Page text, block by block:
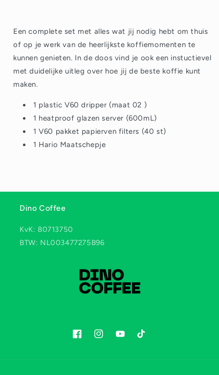
Een complete set met alles wat jij nodig hebt om thuis
of op je werk van de heerlijkste koffiemomenten te
kunnen genieten. In de doos vind je ook een instuctievel
met duidelijke uitleg over hoe jij de beste koffie kunt
maken.
1 plastic V60 dripper (maat 02 )
1 heatproof glazen server (600mL)
1 V60 pakket papierven filters (40 st)
1 Hario Maatschepje
Dino Coffee
KvK: 80713750
BTW: NL003477275B96
FacebookInstagramYouTubeTikTok